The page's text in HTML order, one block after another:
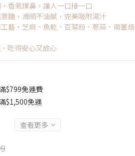
香氣撲鼻，讓人一口接一口
麵，滑順不油膩，完美吸附湯汁
藝，芝麻、魚乾、百草粉、蔥蒜、南薑焙
吃得安心又放心
$799免運費
$1,500免運
查看更多